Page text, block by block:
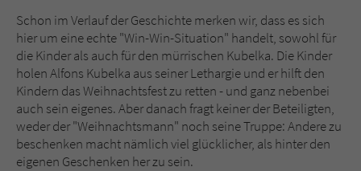
Schon im Verlauf der Geschichte merken wir, dass es sich
hier um eine echte "Win-Win-Situation" handelt, sowohl für
die Kinder als auch für den mürrischen Kubelka. Die Kinder
holen Alfons Kubelka aus seiner Lethargie und er hilft den
Kindern das Weihnachtsfest zu retten - und ganz nebenbei
auch sein eigenes. Aber danach fragt keiner der Beteiligten,
weder der "Weihnachtsmann" noch seine Truppe: Andere zu
beschenken macht nämlich viel glücklicher, als hinter den
eigenen Geschenken her zu sein.